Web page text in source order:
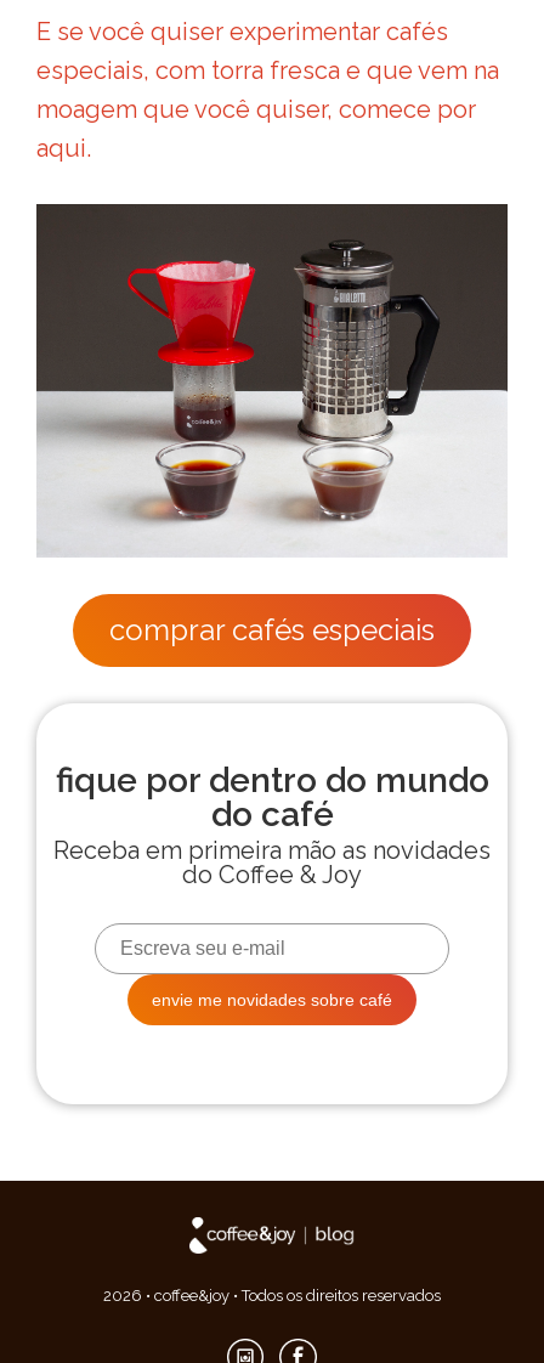
E se você quiser experimentar cafés
especiais, com torra fresca e que vem na
moagem que você quiser, comece por
aqui.
comprar cafés especiais
2026 • coffee&joy • Todos os direitos reservados